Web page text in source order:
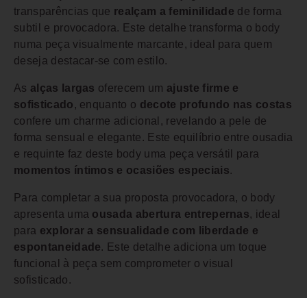
transparências que realçam a feminilidade de forma
subtil e provocadora. Este detalhe transforma o body
numa peça visualmente marcante, ideal para quem
deseja destacar-se com estilo.
As alças largas oferecem um ajuste firme e
sofisticado , enquanto o decote profundo nas costas
confere um charme adicional, revelando a pele de
forma sensual e elegante. Este equilíbrio entre ousadia
e requinte faz deste body uma peça versátil para
momentos íntimos e ocasiões especiais.
Para completar a sua proposta provocadora, o body
apresenta uma ousada abertura entrepernas, ideal
para explorar a sensualidade com liberdade e
espontaneidade. Este detalhe adiciona um toque
funcional à peça sem comprometer o visual
sofisticado.